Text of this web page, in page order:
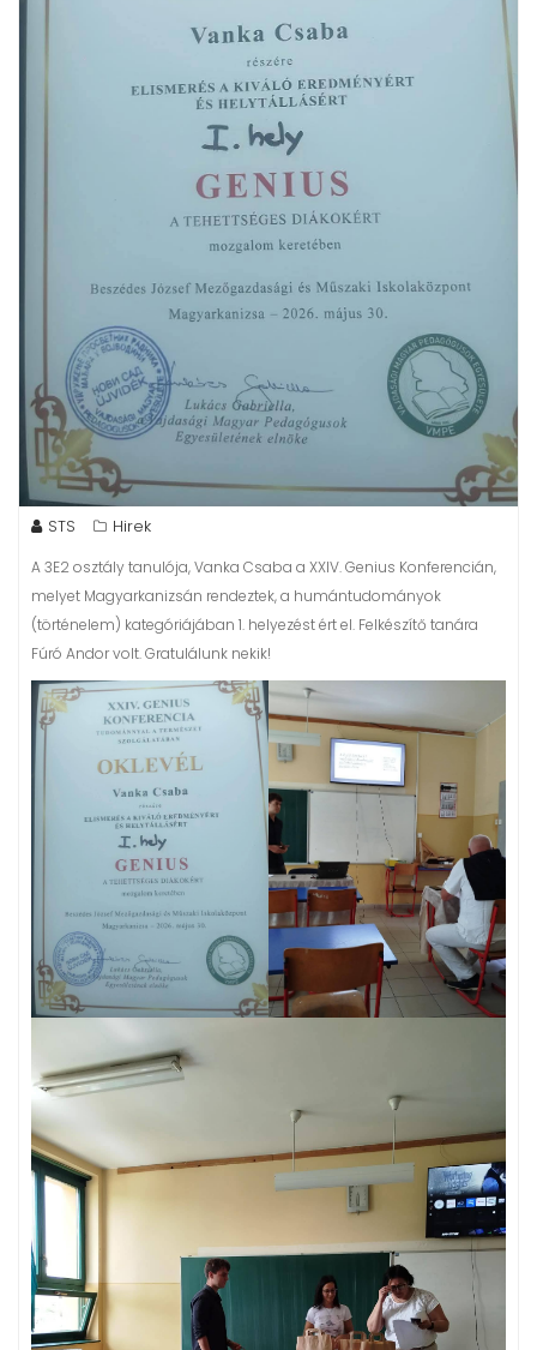
STS Hirek
A 3E2 osztály tanulója, Vanka Csaba a XXIV. Genius Konferencián,
melyet Magyarkanizsán rendeztek, a humántudományok
(történelem) kategóriájában 1. helyezést ért el. Felkészítő tanára
Fúró Andor volt. Gratulálunk nekik!